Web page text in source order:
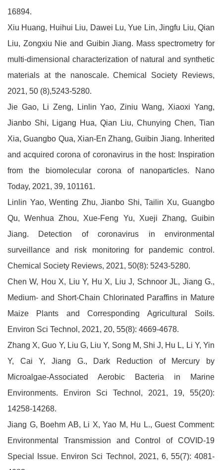
16894.
Xiu Huang, Huihui Liu, Dawei Lu, Yue Lin, Jingfu Liu, Qian
Liu, Zongxiu Nie and Guibin Jiang. Mass spectrometry for
multi-dimensional characterization of natural and synthetic
materials at the nanoscale. Chemical Society Reviews,
2021, 50 (8),5243-5280.
Jie Gao, Li Zeng, Linlin Yao, Ziniu Wang, Xiaoxi Yang,
Jianbo Shi, Ligang Hua, Qian Liu, Chunying Chen, Tian
Xia, Guangbo Qua, Xian-En Zhang, Guibin Jiang. Inherited
and acquired corona of coronavirus in the host: Inspiration
from the biomolecular corona of nanoparticles. Nano
Today, 2021, 39, 101161.
Linlin Yao, Wenting Zhu, Jianbo Shi, Tailin Xu, Guangbo
Qu, Wenhua Zhou, Xue-Feng Yu, Xueji Zhang, Guibin
Jiang. Detection of coronavirus in environmental
surveillance and risk monitoring for pandemic control.
Chemical Society Reviews, 2021, 50(8): 5243-5280.
Chen W, Hou X, Liu Y, Hu X, Liu J, Schnoor JL, Jiang G.,
Medium- and Short-Chain Chlorinated Paraffins in Mature
Maize Plants and Corresponding Agricultural Soils.
Environ Sci Technol, 2021, 20, 55(8): 4669-4678.
Zhang X, Guo Y, Liu G, Liu Y, Song M, Shi J, Hu L, Li Y, Yin
Y, Cai Y, Jiang G., Dark Reduction of Mercury by
Microalgae-Associated Aerobic Bacteria in Marine
Environments. Environ Sci Technol, 2021, 19, 55(20):
14258-14268.
Jiang G, Boehm AB, Li X, Yao M, Hu L., Guest Comment:
Environmental Transmission and Control of COVID-19
Special Issue. Environ Sci Technol, 2021, 6, 55(7): 4081-